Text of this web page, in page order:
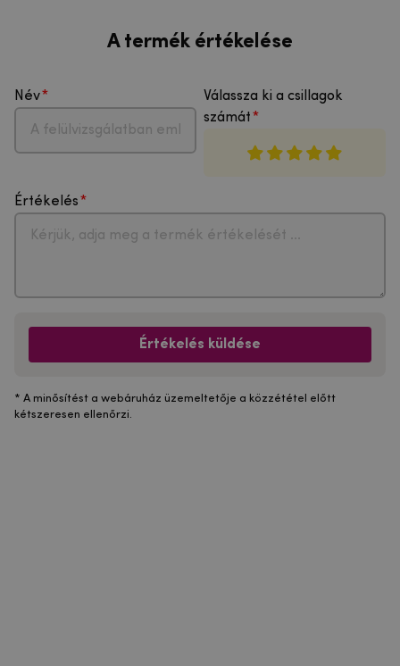
A termék értékelése
Név
Válassza ki a csillagok
számát
Értékelés
Értékelés küldése
* A minősítést a webáruház üzemeltetője a közzététel előtt
kétszeresen ellenőrzi.